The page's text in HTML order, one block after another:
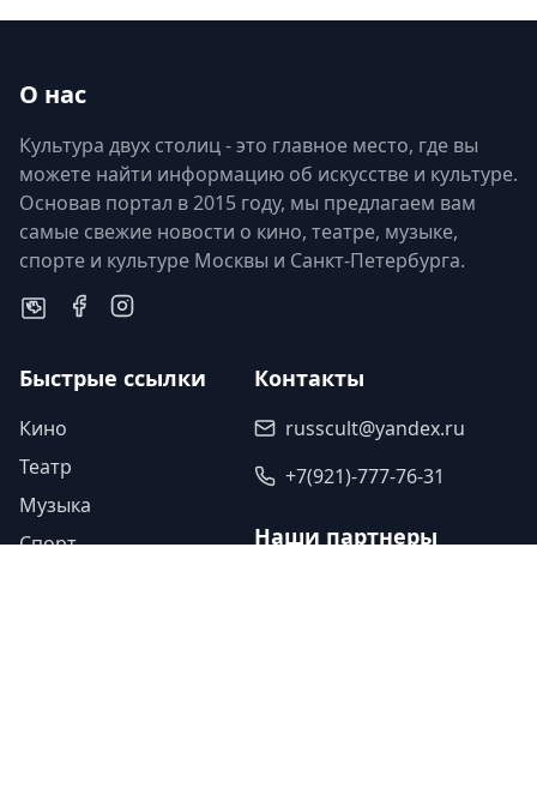
О нас
Культура двух столиц - это главное место, где вы
можете найти информацию об искусстве и культуре.
Основав портал в 2015 году, мы предлагаем вам
самые свежие новости о кино, театре, музыке,
спорте и культуре Москвы и Санкт-Петербурга.
Быстрые ссылки
Кино
Театр
Музыка
Спорт
Контакты
russcult@yandex.ru
+7(921)-777-76-31
Наши партнеры